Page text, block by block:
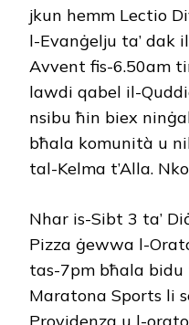
jkun hemm Lectio
l-Evanġelju ta’
Avvent fis-6.50am
lawdi qabel il-
nsibu ħin biex
bħala komunità u
tal-Kelma t’Alla.
Nhar is-Sibt 3 ta’
Pizza ġewwa l-
tas-7pm bħala bidu
Maratona Sports li